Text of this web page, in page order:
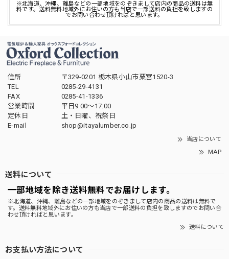
※北海道、沖縄、離島などの一部地域をのぞきまして店内の商品の送料は無
料です。送料無料地域外にお住いの方も当店で一部送料の負担を致しますの
でお問い合わせ頂ければと思います。
住所
〒329-0201 栃木県小山市粟宮1520-3
TEL
0285-29-4131
FAX
0285-41-1336
営業時間
平日9:00～17:00
定休日
土・日曜、祝祭日
E-mail
shop@itayalumber.co.jp
当店について
MAP
送料について
一部地域を除き送料無料でお届けします。
※北海道、沖縄、離島などの一部地域をのぞきまして店内の商品の送料は無料で
す。送料無料地域外にお住いの方も当店で一部送料の負担を致しますのでお問い合
わせ頂ければと思います。
送料について
お支払い方法について